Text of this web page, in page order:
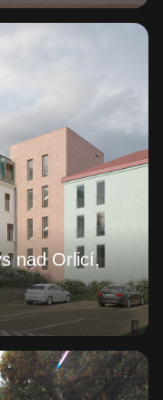
nad Orlicí,